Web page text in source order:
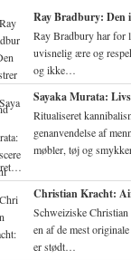
Ray Bradbury: Den
Ray Bradbury har for
uvisnelig ære og
og ikke…
Sayaka Murata:
Ritualiseret
genanvendelse af
møbler, tøj og
Christian Kracht:
Schweiziske
en af de mest
er stødt…